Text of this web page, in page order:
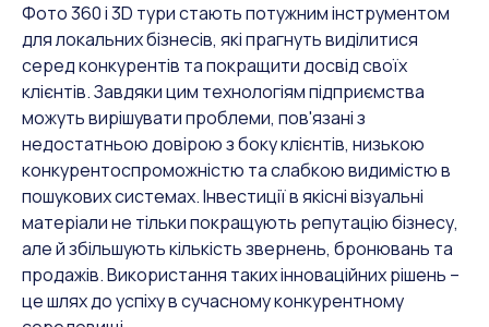
Фото 360 і 3D тури стають потужним інструментом
для локальних бізнесів, які прагнуть виділитися
серед конкурентів та покращити досвід своїх
клієнтів. Завдяки цим технологіям підприємства
можуть вирішувати проблеми, пов'язані з
недостатньою довірою з боку клієнтів, низькою
конкурентоспроможністю та слабкою видимістю в
пошукових системах. Інвестиції в якісні візуальні
матеріали не тільки покращують репутацію бізнесу,
але й збільшують кількість звернень, бронювань та
продажів. Використання таких інноваційних рішень –
це шлях до успіху в сучасному конкурентному